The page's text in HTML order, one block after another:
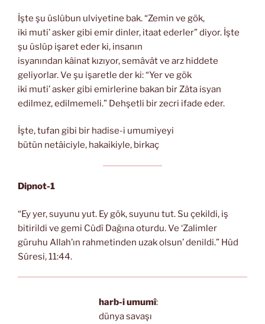
İşte şu üslûbun ulviyetine bak. “Zemin ve gök,
iki muti’ asker gibi emir dinler, itaat ederler” diyor. İşte
şu üslûp işaret eder ki, insanın
isyanından kâinat kızıyor, semâvât ve arz hiddete
geliyorlar. Ve şu işaretle der ki: “Yer ve gök
iki muti’ asker gibi emirlerine bakan bir Zâta isyan
edilmez, edilmemeli.” Dehşetli bir zecri ifade eder.
İşte, tufan gibi bir hadise-i umumiyeyi
bütün netâiciyle, hakaikiyle, birkaç
Dipnot-1
“Ey yer, suyunu yut. Ey gök, suyunu tut. Su çekildi, iş
bitirildi ve gemi Cûdî Dağına oturdu. Ve ‘Zalimler
güruhu Allah’ın rahmetinden uzak olsun’ denildi.” Hûd
Sûresi, 11:44.
harb-i umumî:
dünya savaşı